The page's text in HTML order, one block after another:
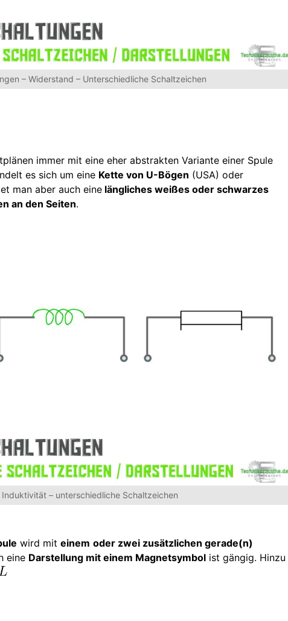
– Widerstand – Unterschiedliche Schaltzeichen
immer mit eine eher abstrakten Variante einer Spule
es sich um eine Kette von U-Bögen (USA) oder
man aber auch eine längliches weißes oder schwarzes
an den Seiten.
– unterschiedliche Schaltzeichen
wird mit einem oder zwei zusätzlichen gerade(n)
eine Darstellung mit einem Magnetsymbol ist gängig. Hinzu